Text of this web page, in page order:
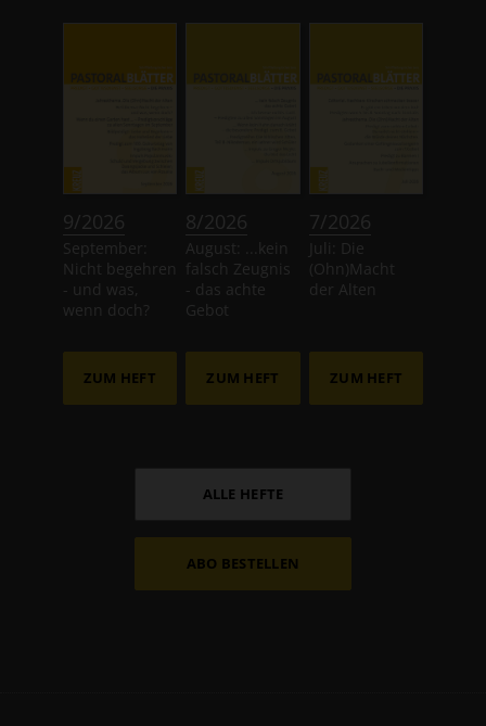
9/2026
September:
Nicht begehren
- und was,
wenn doch?
ZUM HEFT
8/2026
August: ...kein
falsch Zeugnis
- das achte
Gebot
ZUM HEFT
7/2026
Juli: Die
(Ohn)Macht
der Alten
ZUM HEFT
ALLE HEFTE
ABO BESTELLEN